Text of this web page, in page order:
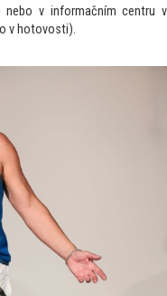
nebo v informačním centru v
v hotovosti).